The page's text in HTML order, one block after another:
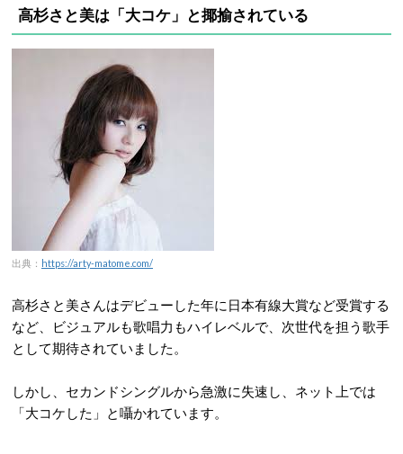
高杉さと美は「大コケ」と揶揄されている
出典： https://arty-matome.com/
高杉さと美さんはデビューした年に日本有線大賞など受賞する
など、ビジュアルも歌唱力もハイレベルで、次世代を担う歌手
として期待されていました。
しかし、セカンドシングルから急激に失速し、ネット上では
「大コケした」と囁かれています。